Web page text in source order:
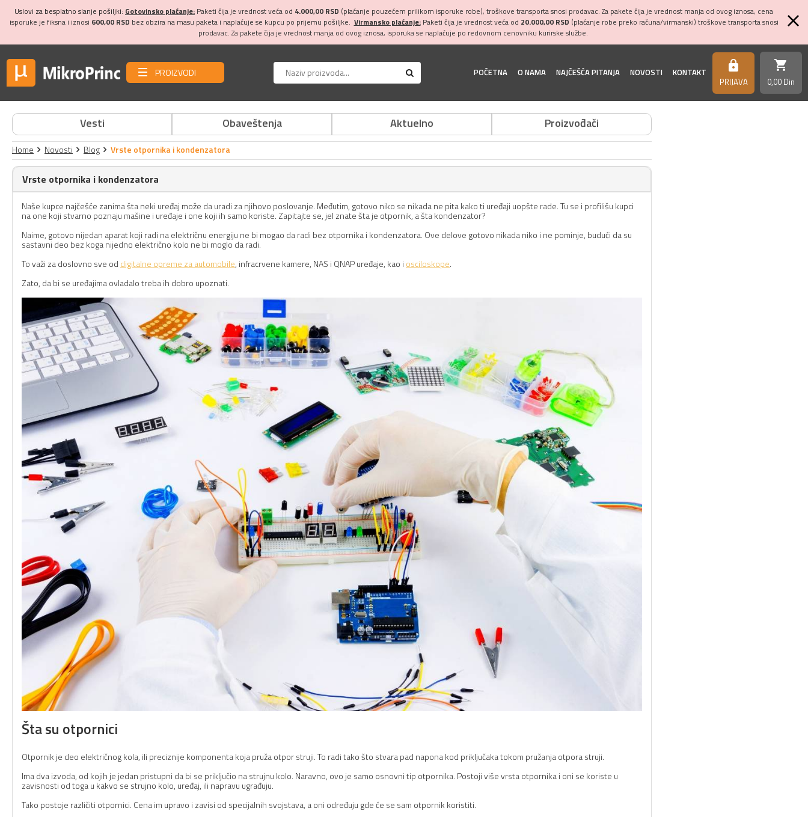
Uslovi za besplatno slanje pošiljki: Gotovinsko plaćanje: Paketi čija je vrednost veća od 4.000,00 RSD (plaćanje pouzećem prilikom isporuke robe), troškove transporta snosi prodavac. Za pakete čija je vrednost manja od ovog iznosa, cena
isporuke je fiksna i iznosi 600,00 RSD bez obzira na masu paketa i naplaćuje se kupcu po prijemu pošiljke. Virmansko plaćanje:Paketi čija je vrednost veća od 20.000,00 RSD (plaćanje robe preko računa/virmanski) troškove transporta snosi
prodavac. Za pakete čija je vrednost manja od ovog iznosa, isporuka se naplaćuje po redovnom cenovniku kurirske službe.
PROIZVODI POČETNA O NAMA NAJČEŠĆA PITANJA NOVOSTI KONTAKT https
PRIJAVA
shopping_cart
0,00 Din
Vesti Obaveštenja Aktuelno Proizvođači
Home Novosti Blog Vrste otpornika i kondenzatora
Vrste otpornika i kondenzatora
Naše kupce najčešće zanima šta neki uređaj može da uradi za njihovo poslovanje. Međutim, gotovo niko se nikada ne pita kako ti uređaji uopšte rade. Tu se i profilišu kupci
na one koji stvarno poznaju mašine i uređaje i one koji ih samo koriste. Zapitajte se, jel znate šta je otpornik, a šta kondenzator?
Naime, gotovo nijedan aparat koji radi na električnu energiju ne bi mogao da radi bez otpornika i kondenzatora. Ove delove gotovo nikada niko i ne pominje, budući da su
sastavni deo bez koga nijedno električno kolo ne bi moglo da radi.
To važi za doslovno sve od digitalne opreme za automobile, infracrvene kamere, NAS i QNAP uređaje, kao i osciloskope.
Zato, da bi se uređajima ovladalo treba ih dobro upoznati.
Šta su otpornici
Otpornik je deo električnog kola, ili preciznije komponenta koja pruža otpor struji. To radi tako što stvara pad napona kod priključaka tokom pružanja otpora struji.
Ima dva izvoda, od kojih je jedan pristupni da bi se priključio na strujnu kolo. Naravno, ovo je samo osnovni tip otpornika. Postoji više vrsta otpornika i oni se koriste u
zavisnosti od toga u kakvo se strujno kolo, uređaj, ili napravu ugrađuju.
Tako postoje različiti otpornici. Cena im upravo i zavisi od specijalnih svojstava, a oni određuju gde će se sam otpornik koristiti.